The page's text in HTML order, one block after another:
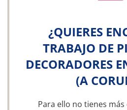
¿QUIERES
TRABAJO DE
DECORADORES
(A
Para ello no tienes